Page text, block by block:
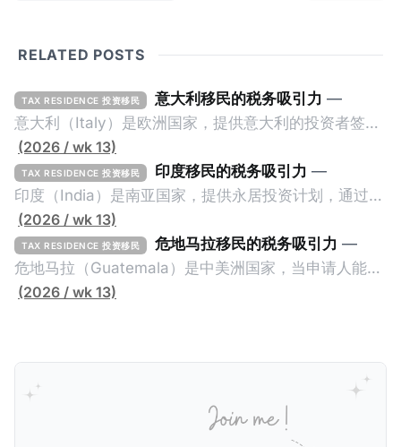
RELATED POSTS
TAX RESIDENCE 投资移民 意大利移民的税务吸引力 —
意大利（Italy）是欧洲国家，提供意大利的投资者签证
计划。申请人必须满足至少以下一项标准才能获得两年
投资者签证： * 投资200万欧元意大利政府债券； * 投
资50万欧元意大利股票； * 投资25万欧元于创新初创
企业；或 * 向意大利公共利益项目捐赠100万欧元。 当
投资者在居留许可证有效期的两年内保持投资，则可以
在居留证到期日前至少60天申请续签3年。当投资者经
过五年的实际居留（每年在意大利停留270天），申请
吸引力吗？我们来看看：
(2026 / wk 13)
TAX RESIDENCE 投资移民 印度移民的税务吸引力 —
印度（India）是南亚国家，提供永居投资计划，通过满
足特定的标准获得居留权。印度的永居投资计划要求申
请人透过外国直接投资（FDI）途径投资印度： * 申请
人必须在18个月内投资至少1亿卢比（约合773万人民
币）或36个月内投资至少2.5亿卢比（约合1933万人民
的财务能力和专业知识； * 申请人必须在印度就业务注
册公司，并提供公司注册证书和注册企业的介绍/支持信
并提供有关投资将如何为印度经济做出贡献的详细计
(2026 / wk 13)
TAX RESIDENCE 投资移民 危地马拉移民的税务吸引力 —
危地马拉（Guatemala）是中美洲国家，当申请人能够
证明被动收入或养老金收入，那么可以申请永久居留计
增加300美元（折合约人民币2千）。 申请人提交材料
包括：申请表、护照、无犯罪证明，以及最后一次进入
危地马拉的证明，且材料必须公证并翻译成西班牙语。
在危地马拉居住至少五年、具备流利西班牙语、对当地
(2026 / wk 13)